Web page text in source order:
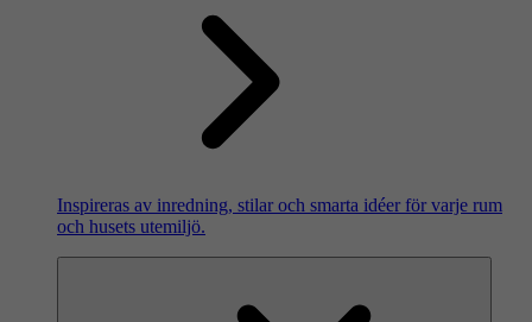
Inspireras av inredning, stilar och smarta idéer för varje rum
och husets utemiljö.